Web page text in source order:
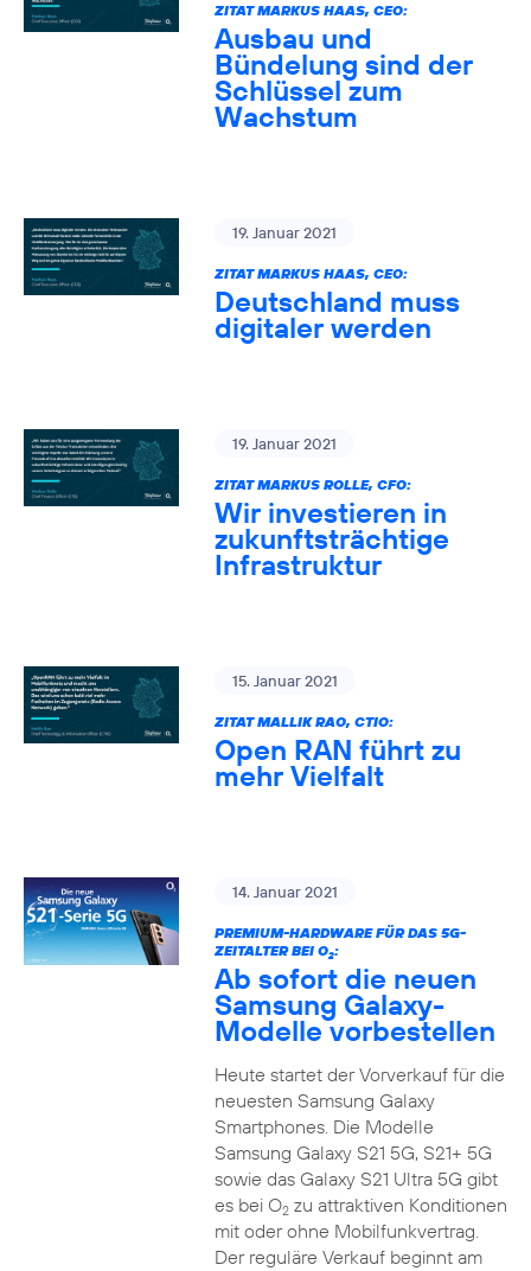
ZITAT MARKUS HAAS, CEO:
Ausbau und
Bündelung sind der
Schlüssel zum
Wachstum
19. Januar 2021
ZITAT MARKUS HAAS, CEO:
Deutschland muss
digitaler werden
19. Januar 2021
ZITAT MARKUS ROLLE, CFO:
Wir investieren in
zukunftsträchtige
Infrastruktur
15. Januar 2021
ZITAT MALLIK RAO, CTIO:
Open RAN führt zu
mehr Vielfalt
14. Januar 2021
PREMIUM-HARDWARE FÜR DAS 5G-
ZEITALTER BEI O2:
Ab sofort die neuen
Samsung Galaxy-
Modelle vorbestellen
Heute startet der Vorverkauf für die
neuesten Samsung Galaxy
Smartphones. Die Modelle
Samsung Galaxy S21 5G, S21+ 5G
sowie das Galaxy S21 Ultra 5G gibt
es bei O2zu attraktiven Konditionen
mit oder ohne Mobilfunkvertrag.
Der reguläre Verkauf beginnt am